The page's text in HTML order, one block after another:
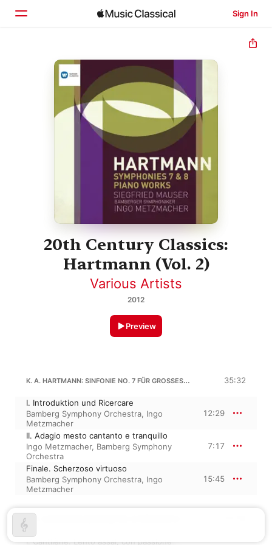
Sign In
Home
Browse
Search
20th Century Classics:
Hartmann (Vol. 2)
Various Artists
2012
Preview
K. A. HARTMANN: SINFONIE NO. 7 FÜR GROSSES ORCHESTER 35:32
I. Introduktion und Ricercare
Bamberg Symphony Orchestra, Ingo
Metzmacher
12:29
II. Adagio mesto cantanto e tranquillo
Ingo Metzmacher, Bamberg Symphony
Orchestra
7:17
Finale. Scherzoso virtuoso
Bamberg Symphony Orchestra, Ingo
Metzmacher
15:45
I. Cantilène. Lento assai, con passione